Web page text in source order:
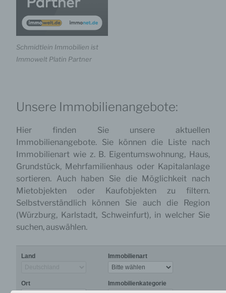
Schmidtlein Immobilien ist
Immowelt Platin Partner
Unsere Immobilienangebote:
Hier finden Sie unsere aktuellen
Immobilienangebote. Sie können die Liste nach
Immobilienart wie z. B. Eigentumswohnung, Haus,
Grundstück, Mehrfamilienhaus oder Kapitalanlage
sortieren. Auch haben Sie die Möglichkeit nach
Mietobjekten oder Kaufobjekten zu filtern.
Selbstverständlich können Sie auch die Region
(Würzburg, Karlstadt, Schweinfurt), in welcher Sie
suchen, auswählen.
Land
Ort
Immobilienart
Immobilienkategorie